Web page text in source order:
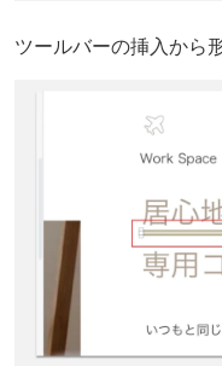
ツールバーの挿入から